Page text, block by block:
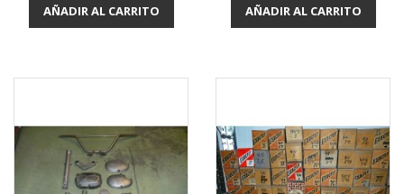
AÑADIR AL CARRITO AÑADIR AL CARRITO